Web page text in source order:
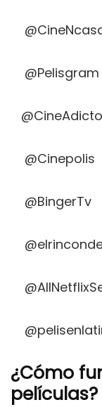
@Pelisgram
@Cinepolis
@BingerTv
¿Cómo
películas?